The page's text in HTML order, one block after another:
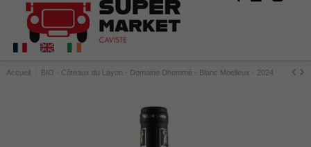
Accueil BIO - Côteaux du Layon - Domaine Dhommé - Blanc Moelleux - 2024